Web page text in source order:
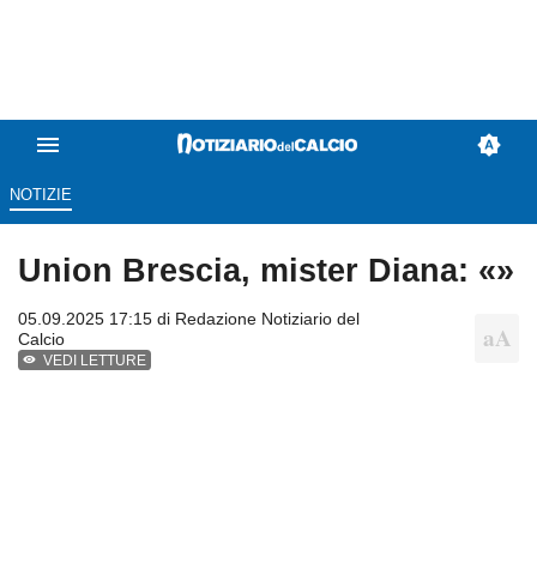
NOTIZIE
Union Brescia, mister Diana: «»
05.09.2025 17:15 di Redazione Notiziario del
Calcio
VEDI LETTURE